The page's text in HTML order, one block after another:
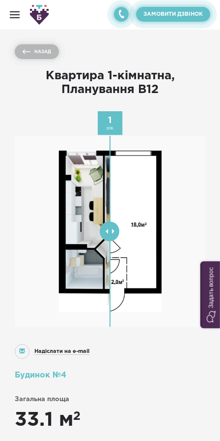
ЗАМОВИТИ ДЗВІНОК
НАЗАД
Квартира 1-кімнатна,
Планування B12
1
рів.
Надіслати на e-mail
Будинок №4
Загальна площа
33.1 м2
Задать вопрос